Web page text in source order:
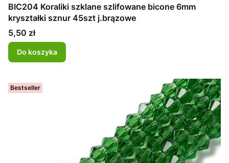
BIC204 Koraliki szklane szlifowane bicone 6mm
kryształki sznur 45szt j.brązowe
Cena
5,50 zł
Do koszyka
Bestseller